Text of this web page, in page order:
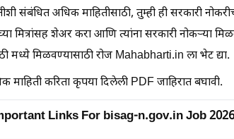
संबंधित अधिक माहितीसाठी, तुम्ही ही सरकारी
मित्रांसह शेअर करा आणि त्यांना सरकारी नोकऱ्या
मध्ये मिळवण्यासाठी रोज Mahabharti.in ला भेट द्या.
माहिती करिता कृपया दिलेली PDF जाहिरात बघावी.
Links For bisag-n.gov.in Job 2026